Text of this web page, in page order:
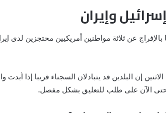
وإيران
بالإفراج عن ثلاثة مواطنين أمريكيين محتجزين
الاثنين إن البلدين قد يتبادلان السجناء قريبا
حتى الآن على طلب للتعليق بشكل مفصل.